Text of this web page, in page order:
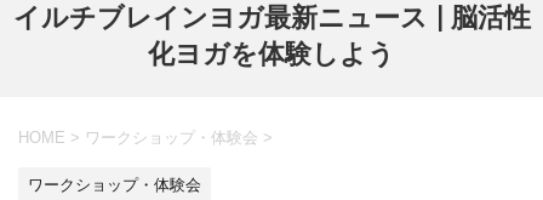
イルチブレインヨガ最新ニュース | 脳活性
化ヨガを体験しよう
HOME > ワークショップ・体験会 >
ワークショップ・体験会